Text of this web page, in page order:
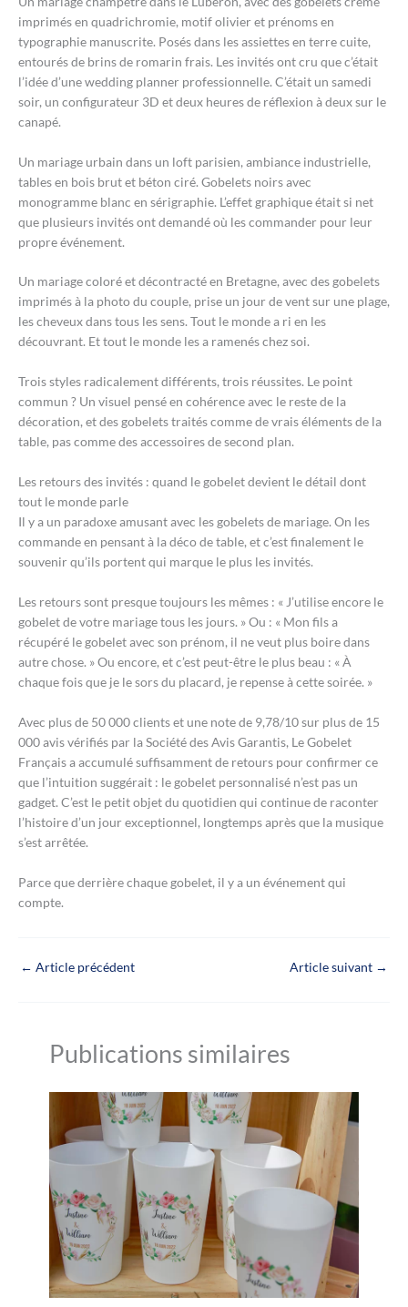
imprimés en quadrichromie, motif olivier et prénoms en
typographie manuscrite. Posés dans les assiettes en terre cuite,
entourés de brins de romarin frais. Les invités ont cru que c’était
l’idée d’une wedding planner professionnelle. C’était un samedi
soir, un configurateur 3D et deux heures de réflexion à deux sur le
canapé.
Un mariage urbain dans un loft parisien, ambiance industrielle,
tables en bois brut et béton ciré. Gobelets noirs avec
monogramme blanc en sérigraphie. L’effet graphique était si net
que plusieurs invités ont demandé où les commander pour leur
propre événement.
Un mariage coloré et décontracté en Bretagne, avec des gobelets
imprimés à la photo du couple, prise un jour de vent sur une plage,
les cheveux dans tous les sens. Tout le monde a ri en les
découvrant. Et tout le monde les a ramenés chez soi.
Trois styles radicalement différents, trois réussites. Le point
commun ? Un visuel pensé en cohérence avec le reste de la
décoration, et des gobelets traités comme de vrais éléments de la
table, pas comme des accessoires de second plan.
Les retours des invités : quand le gobelet devient le détail dont
tout le monde parle
Il y a un paradoxe amusant avec les gobelets de mariage. On les
commande en pensant à la déco de table, et c’est finalement le
souvenir qu’ils portent qui marque le plus les invités.
Les retours sont presque toujours les mêmes : « J’utilise encore le
gobelet de votre mariage tous les jours. » Ou : « Mon fils a
récupéré le gobelet avec son prénom, il ne veut plus boire dans
autre chose. » Ou encore, et c’est peut-être le plus beau : « À
chaque fois que je le sors du placard, je repense à cette soirée. »
Avec plus de 50 000 clients et une note de 9,78/10 sur plus de 15
000 avis vérifiés par la Société des Avis Garantis, Le Gobelet
Français a accumulé suffisamment de retours pour confirmer ce
que l’intuition suggérait : le gobelet personnalisé n’est pas un
gadget. C’est le petit objet du quotidien qui continue de raconter
l’histoire d’un jour exceptionnel, longtemps après que la musique
s’est arrêtée.
Parce que derrière chaque gobelet, il y a un événement qui
compte.
← Article précédent Article suivant →
Publications similaires